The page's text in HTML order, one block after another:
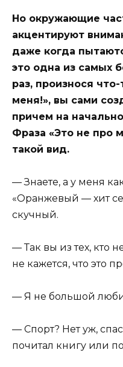
Но окружающие
акцентируют
даже когда
это одна из самых
раз, произнося
меня!», вы сами
причем на
Фраза «Это не про
такой вид.
— Знаете, а у меня
«Оранжевый — хит
скучный.
— Так вы из тех, кто
не кажется, что это
— Я не большой
— Спорт? Нет уж,
почитал книгу или